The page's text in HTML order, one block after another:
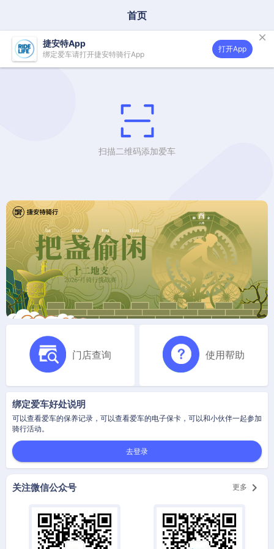
首页
捷安特App
绑定爱车请打开捷安特骑行App
打开App

扫描二维码添加爱车
门店查询 使用帮助
绑定爱车好处说明
可以查看爱车的保养记录，可以查看爱车的电子保卡，可以和小伙伴一起参加
骑行活动。
去登录
关注微信公众号 更多 